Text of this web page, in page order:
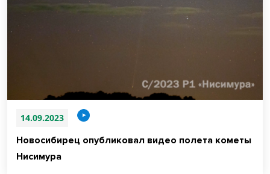
14.09.2023
Новосибирец опубликовал видео полета кометы
Нисимура